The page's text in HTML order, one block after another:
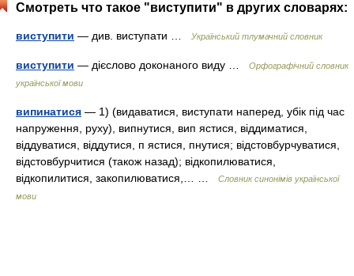
Смотреть что такое "виступити" в других словарях:
виступити — див. виступати … Український тлумачний словник
виступити — дієслово доконаного виду …
Орфографічний словник
української мови
випинатися — 1) (видаватися, виступати наперед, убік під час
напруження, руху), випнутися, вип ястися, віддиматися,
віддуватися, віддутися, п ястися, пнутися; відстовбурчуватися,
відстовбурчитися (також назад); відкопилюватися,
відкопилитися, закопилюватися,… …
Словник синонімів української
мови